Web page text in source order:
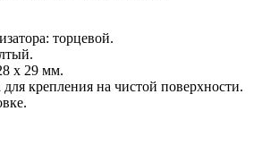
торцевой.
х 29 мм.
крепления на чистой поверхности.